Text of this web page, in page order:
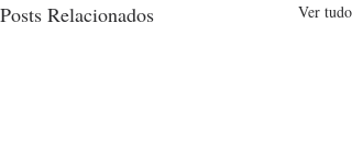
Posts Relacionados Ver tudo